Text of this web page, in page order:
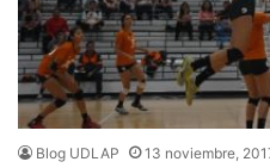
Blog UDLAP 13 noviembre,